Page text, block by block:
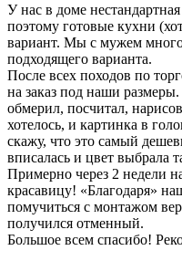
У нас в доме
поэтому готовые кухни
вариант. Мы с мужем
подходящего варианта.
После всех походов по
на заказ под наши
обмерил, посчитал,
хотелось, и картинка в
скажу, что это самый
вписалась и цвет выбрала
Примерно через 2 недели
красавицу! «Благодаря»
помучиться с монтажом
получился отменный.
Большое всем спасибо!